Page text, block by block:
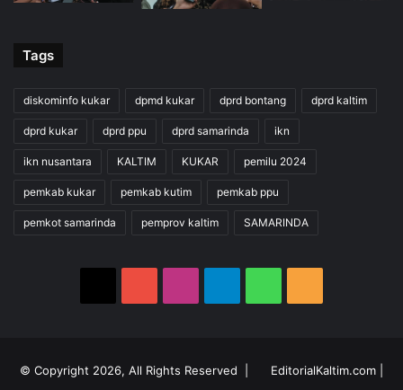
Tags
diskominfo kukar dpmd kukar dprd bontang dprd kaltim
dprd kukar dprd ppu dprd samarinda ikn
ikn nusantara KALTIM KUKAR pemilu 2024
pemkab kukar pemkab kutim pemkab ppu
pemkot samarinda pemprov kaltim SAMARINDA
© Copyright 2026, All Rights Reserved | EditorialKaltim.com